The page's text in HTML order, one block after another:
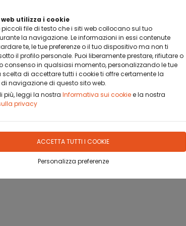
utilizza i cookie
piccoli file di testo che i siti web collocano sul tuo
la navigazione. Le informazioni in essi contenute
te, le tue preferenze o il tuo dispositivo ma non ti
il profilo personale. Puoi liberamente prestare, rifiutare o
consenso in qualsiasi momento, personalizzando le tue
scelta di accettare tutti i cookie ti offre certamente la
navigazione di questo sito web.
più, leggi la nostra Informativa sui cookiee la nostra
privacy
ACCETTA TUTTI I COOKIE
Personalizza preferenze
COME ACQUISTARE CON
A 6 MESI A TASSO AGEVOLATO
SIAMO CONTATTO